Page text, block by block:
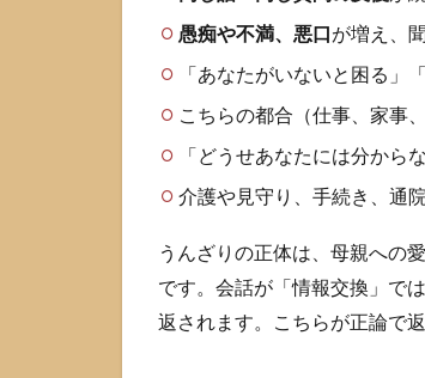
2
高
齢
母
へ
の
う
ざ
り
を
悪
愚痴や不満、悪口が増え、
「あなたがいないと困る」
こちらの都合（仕事、家事
「どうせあなたには分から
介護や見守り、手続き、通
うんざりの正体は、母親への
です。会話が「情報交換」で
返されます。こちらが正論で